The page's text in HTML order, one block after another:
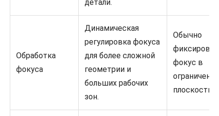
детали.
Обработка
фокуса
Динамическая
регулировка фокуса
для более сложной
геометрии и
больших рабочих
зон.
Обычно
фокус в
плоскости.